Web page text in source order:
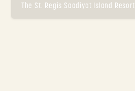
The St. Regis Saadiyat Island Resort